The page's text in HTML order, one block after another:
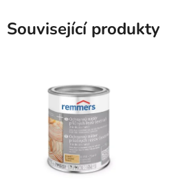
Související produkty